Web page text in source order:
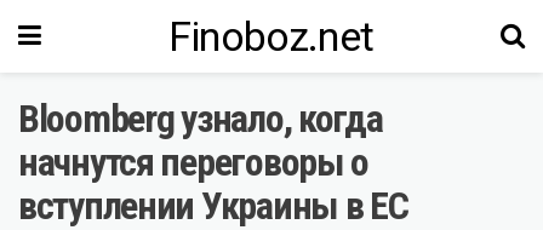
Finoboz.net
Bloomberg узнало, когда
начнутся переговоры о
вступлении Украины в ЕС